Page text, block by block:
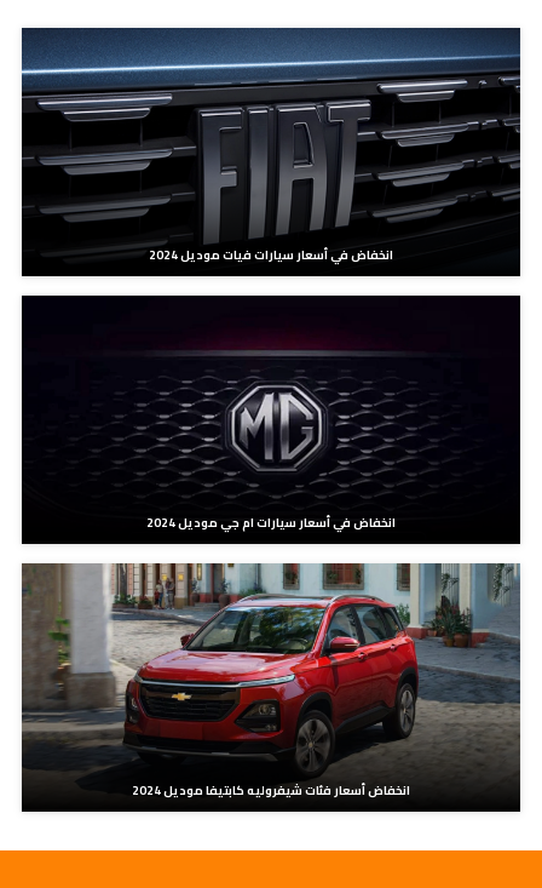
انخفاض في أسعار سيارات فيات موديل 2024
انخفاض في أسعار سيارات ام جي موديل 2024
انخفاض أسعار فئات شيفروليه كابتيفا موديل 2024